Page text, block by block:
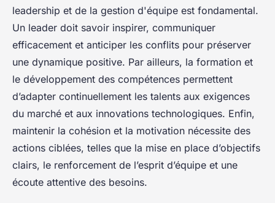
leadership et de la gestion d'équipe est fondamental.
Un leader doit savoir inspirer, communiquer
efficacement et anticiper les conflits pour préserver
une dynamique positive. Par ailleurs, la formation et
le développement des compétences permettent
d’adapter continuellement les talents aux exigences
du marché et aux innovations technologiques. Enfin,
maintenir la cohésion et la motivation nécessite des
actions ciblées, telles que la mise en place d’objectifs
clairs, le renforcement de l’esprit d’équipe et une
écoute attentive des besoins.